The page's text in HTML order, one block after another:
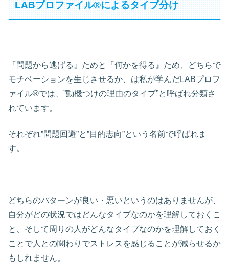
LABプロファイル®によるタイプ分け
『問題から逃げる』ためと『何かを得る』ため、どちらで
モチベーションを生じさせるか、は私が学んだLABプロフ
ァイル®では、”動機つけの理由のタイプ”と呼ばれ分類さ
れています。
それぞれ”問題回避”と”目的志向”という名前で呼ばれま
す。
どちらのパターンが良い・悪いというのはありませんが、
自分がどの状況ではどんなタイプなのかを理解しておくこ
と、そして周りの人がどんなタイプなのかを理解しておく
ことで人との関わりでストレスを感じることが減らせるか
もしれません。